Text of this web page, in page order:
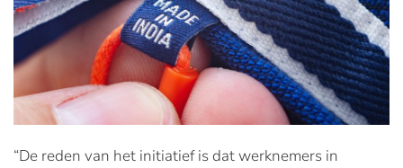
“De reden van het initiatief is dat werknemers in